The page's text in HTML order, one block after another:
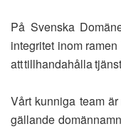
På Svenska
integritet inom
att tillhandahålla
Vårt kunniga team
gällande